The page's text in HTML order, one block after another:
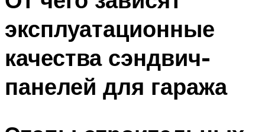
эксплуатационные
качества сэндвич-
панелей для гаража